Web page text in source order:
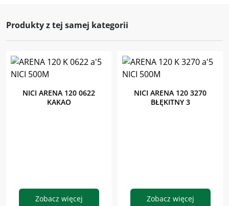
Produkty z tej samej kategorii
NICI ARENA 120 0622
KAKAO
Zobacz więcej
NICI ARENA 120 3270
BŁĘKITNY 3
Zobacz więcej